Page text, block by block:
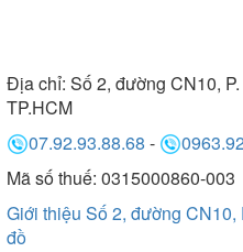
Địa chỉ: Số 2, đường CN10,
TP.HCM
07.92.93.88.68 -
Mã số thuế: 0315000860-003
Giới thiệu Số 2, đường
đồ